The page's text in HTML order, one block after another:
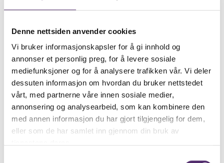
Denne nettsiden anvender cookies
Vi bruker informasjonskapsler for å gi innhold og
annonser et personlig preg, for å levere sosiale
mediefunksjoner og for å analysere trafikken vår. Vi deler
dessuten informasjon om hvordan du bruker nettstedet
vårt, med partnerne våre innen sosiale medier,
annonsering og analysearbeid, som kan kombinere den
med annen informasjon du har gjort tilgjengelig for dem,
eller som de har samlet inn gjennom din bruk av